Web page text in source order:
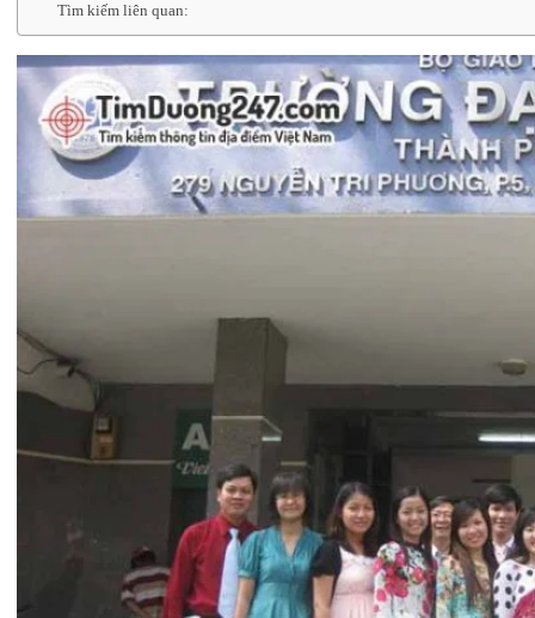
Tìm kiếm liên quan: